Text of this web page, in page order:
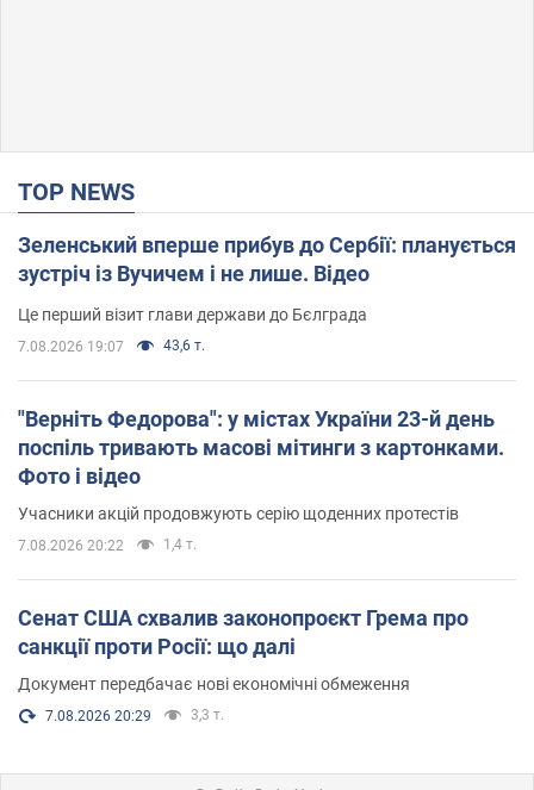
TOP NEWS
Зеленський вперше прибув до Сербії: планується
зустріч із Вучичем і не лише. Відео
Це перший візит глави держави до Бєлграда
7.08.2026 19:07 43,6 т.
"Верніть Федорова": у містах України 23-й день
поспіль тривають масові мітинги з картонками.
Фото і відео
Учасники акцій продовжують серію щоденних протестів
7.08.2026 20:22 1,4 т.
Сенат США схвалив законопроєкт Грема про
санкції проти Росії: що далі
Документ передбачає нові економічні обмеження
7.08.2026 20:29 3,3 т.